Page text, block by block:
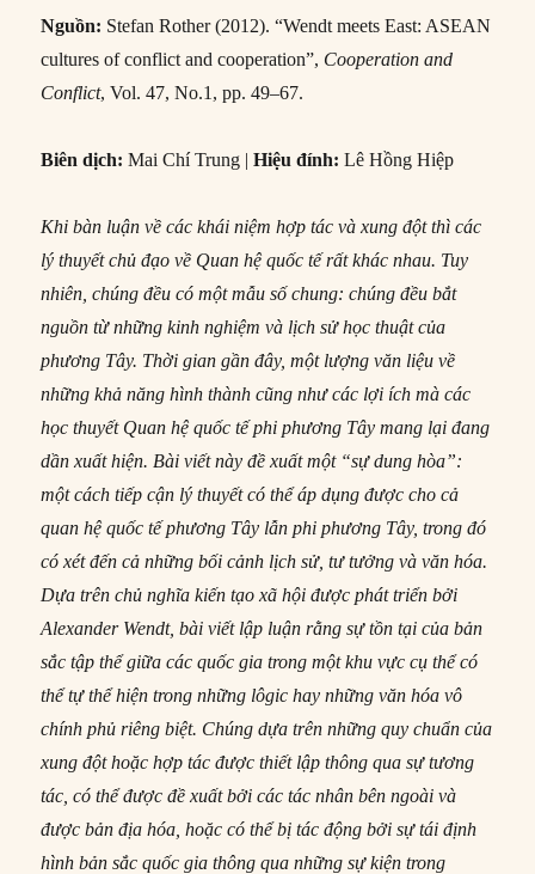
Nguồn: Stefan Rother (2012). “Wendt meets East: ASEAN
cultures of conflict and cooperation”, Cooperation and
Conflict, Vol. 47, No.1, pp. 49–67.
Biên dịch:Mai Chí Trung | Hiệu đính:Lê Hồng Hiệp
Khi bàn luận về các khái niệm hợp tác và xung đột thì các
lý thuyết chủ đạo về Quan hệ quốc tế rất khác nhau. Tuy
nhiên, chúng đều có một mẫu số chung: chúng đều bắt
nguồn từ những kinh nghiệm và lịch sử học thuật của
phương Tây. Thời gian gần đây, một lượng văn liệu về
những khả năng hình thành cũng như các lợi ích mà các
học thuyết Quan hệ quốc tế phi phương Tây mang lại đang
dần xuất hiện. Bài viết này đề xuất một “sự dung hòa”:
một cách tiếp cận lý thuyết có thể áp dụng được cho cả
quan hệ quốc tế phương Tây lẫn phi phương Tây, trong đó
có xét đến cả những bối cảnh lịch sử, tư tưởng và văn hóa.
Dựa trên chủ nghĩa kiến tạo xã hội được phát triển bởi
Alexander Wendt, bài viết lập luận rằng sự tồn tại của bản
sắc tập thể giữa các quốc gia trong một khu vực cụ thể có
thể tự thể hiện trong những lôgic hay những văn hóa vô
chính phủ riêng biệt. Chúng dựa trên những quy chuẩn của
xung đột hoặc hợp tác được thiết lập thông qua sự tương
tác, có thể được đề xuất bởi các tác nhân bên ngoài và
được bản địa hóa, hoặc có thể bị tác động bởi sự tái định
hình bản sắc quốc gia thông qua những sự kiện trong